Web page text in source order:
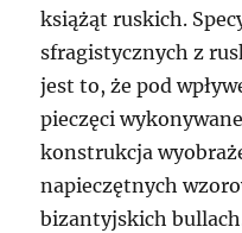
książąt ruskich.
sfragistycznych z
jest to, że pod
pieczęci
konstrukcja
napieczętnych
bizantyjskich